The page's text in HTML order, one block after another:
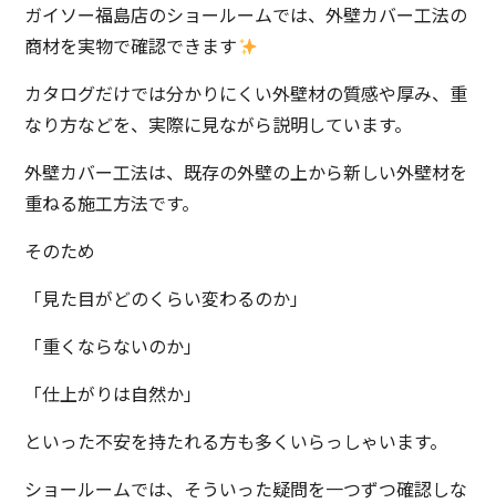
ガイソー福島店のショールームでは、外壁カバー工法の
商材を実物で確認できます
カタログだけでは分かりにくい外壁材の質感や厚み、重
なり方などを、実際に見ながら説明しています。
外壁カバー工法は、既存の外壁の上から新しい外壁材を
重ねる施工方法です。
そのため
「見た目がどのくらい変わるのか」
「重くならないのか」
「仕上がりは自然か」
といった不安を持たれる方も多くいらっしゃいます。
ショールームでは、そういった疑問を一つずつ確認しな